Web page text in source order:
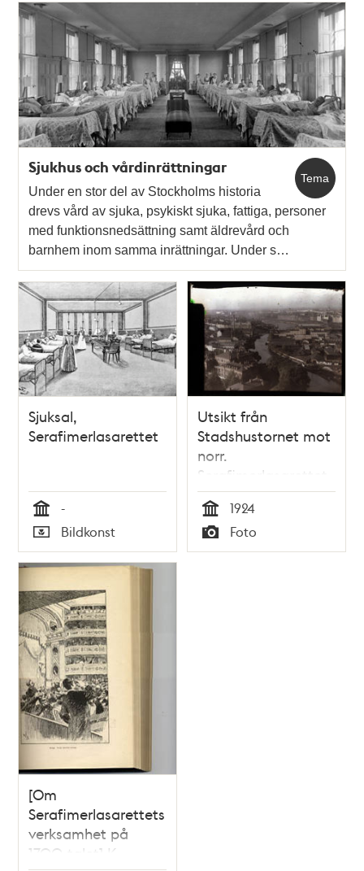
Tema
Sjukhus och vårdinrättningar
Under en stor del av Stockholms historia
drevs vård av sjuka, psykiskt sjuka, fattiga, personer
med funktionsnedsättning samt äldrevård och
barnhem inom samma inrättningar. Under s…
Sjuksal,
Serafimerlasarettet
Tid
-
Typ
Bildkonst
Utsikt från
Stadshustornet mot
norr.
Serafimerlasarettet
och Klara Sjö i
förgrunden
Tid
1924
Typ
Foto
[Om
Serafimerlasarettets
verksamhet på
1700-talet] K.